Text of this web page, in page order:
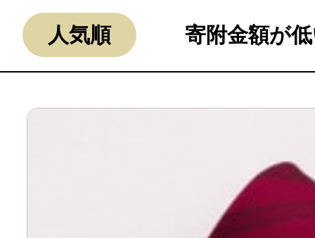
ふるさと納税徹底比較
寄付上限額シミュレーション
副業・パラレルワーカー
人気順 寄附金額が